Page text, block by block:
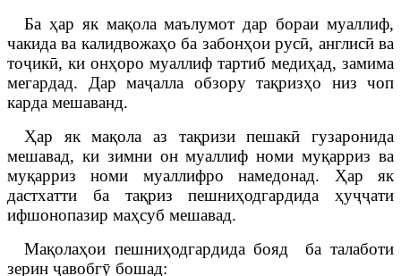
Ба ҳар як мақола маълумот дар бораи муаллиф,
чакида ва калидвожаҳо ба забонҳои русӣ, англисӣ ва
тоҷикӣ, ки онҳоро муаллиф тартиб медиҳад, замима
мегардад. Дар маҷалла обзору тақризҳо низ чоп
карда мешаванд.
Ҳар як мақола аз тақризи пешакӣ гузаронида
мешавад, ки зимни он муаллиф номи муқарриз ва
муқарриз номи муаллифро намедонад. Ҳар як
дастхатти ба тақриз пешниҳодгардида ҳуҷҷати
ифшонопазир маҳсуб мешавад.
Мақолаҳои пешниҳодгардида бояд ба талаботи
зерин ҷавобгӯ бошад: